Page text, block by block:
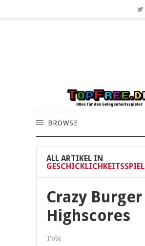
BROWSE
ALL ARTIKEL IN
GESCHICKLICHKEITSSPIEL
Crazy Burger
Highscores
Tobi